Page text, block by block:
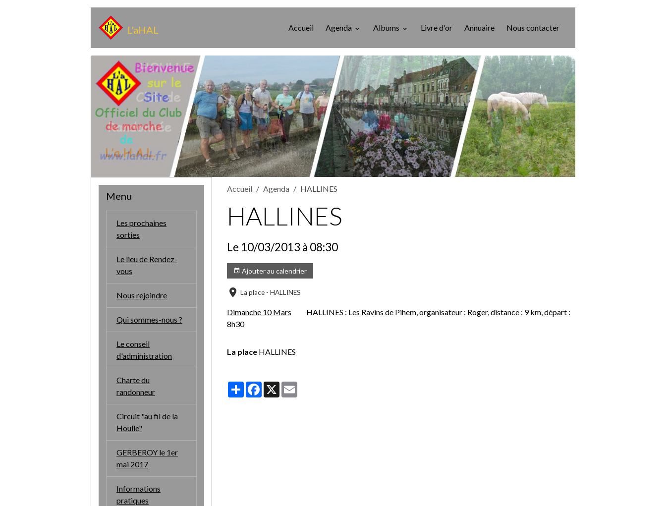
L'aHAL Accueil Agenda Albums Livre d'or Annuaire Nous contacter
Accueil Agenda HALLINES
HALLINES
Le 10/03/2013 à 08:30
Ajouter au calendrier
La place - HALLINES
Dimanche 10 Mars HALLINES : Les Ravins de Pihem, organisateur : Roger, distance : 9 km, départ :
8h30
La placeHALLINES
PartagerFacebook
X Email
Menu
Les prochaines
sorties
Le lieu de Rendez-
vous
Nous rejoindre
Qui sommes-nous ?
Le conseil
d'administration
Charte du
randonneur
Circuit "au fil de la
Houlle"
GERBEROY le 1er
mai 2017
Informations
pratiques